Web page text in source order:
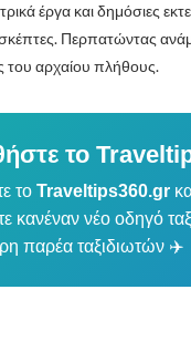
έργα και δημόσιες
Περπατώντας
του αρχαίου πλήθους.
το
το Traveltips360.gr
κανέναν νέο οδηγό
παρέα ταξιδιωτών ✈️